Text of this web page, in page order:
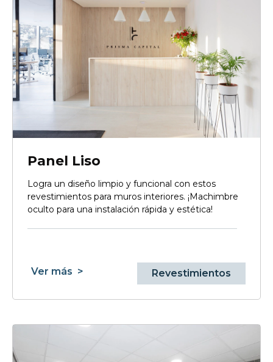
Panel Liso
Logra un diseño limpio y funcional con estos
revestimientos para muros interiores. ¡Machimbre
oculto para una instalación rápida y estética!
Ver más > Revestimientos